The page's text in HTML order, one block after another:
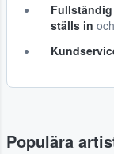
ställs in
Populära